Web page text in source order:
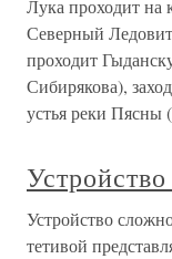
Лука проходит на
Северный
проходит
Сибирякова),
устья реки
Устройство
тетивой